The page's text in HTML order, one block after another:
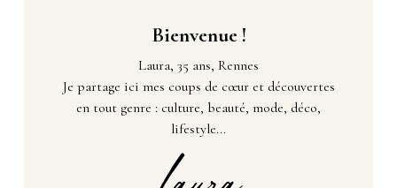
Bienvenue !
Laura, 35 ans, Rennes
Je partage ici mes coups de cœur et découvertes
en tout genre : culture, beauté, mode, déco,
lifestyle...